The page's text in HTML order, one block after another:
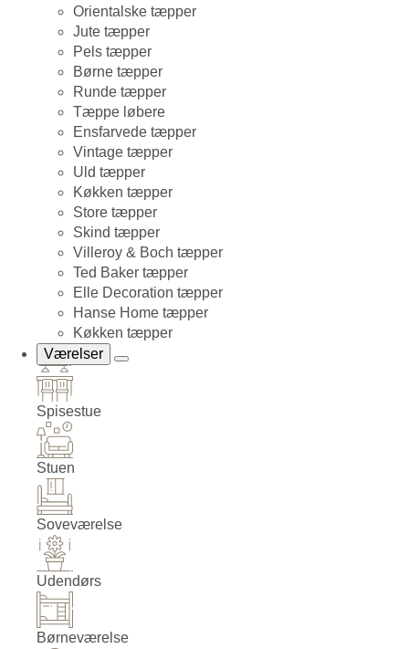
Orientalske tæpper
Jute tæpper
Pels tæpper
Børne tæpper
Runde tæpper
Tæppe løbere
Ensfarvede tæpper
Vintage tæpper
Uld tæpper
Køkken tæpper
Store tæpper
Skind tæpper
Villeroy & Boch tæpper
Ted Baker tæpper
Elle Decoration tæpper
Hanse Home tæpper
Køkken tæpper
Værelser
Spisestue
Stuen
Soveværelse
Udendørs
Børneværelse